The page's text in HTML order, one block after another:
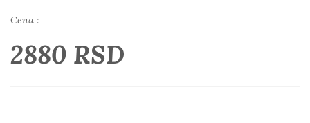
Cena :
2880 RSD